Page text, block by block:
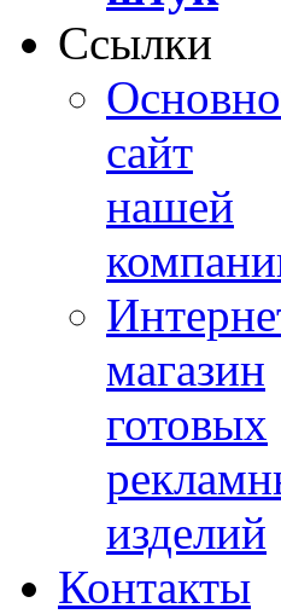
Ссылки
сайт
нашей
магазин
готовых
изделий
Контакты